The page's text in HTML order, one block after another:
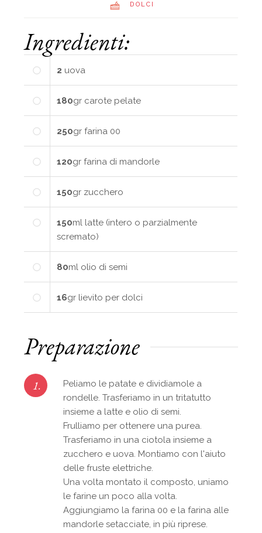
DOLCI
Ingredienti:
2 uova
180gr carote pelate
250gr farina 00
120gr farina di mandorle
150gr zucchero
150ml latte (intero o parzialmente
scremato)
80ml olio di semi
16gr lievito per dolci
Preparazione
1.
Peliamo le patate e dividiamole a
rondelle. Trasferiamo in un tritatutto
insieme a latte e olio di semi.
Frulliamo per ottenere una purea.
Trasferiamo in una ciotola insieme a
zucchero e uova. Montiamo con l'aiuto
delle fruste elettriche.
Una volta montato il composto, uniamo
le farine un poco alla volta.
Aggiungiamo la farina 00 e la farina alle
mandorle setacciate, in più riprese.